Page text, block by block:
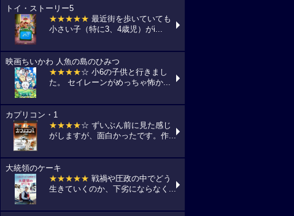
トイ・ストーリー5
★★★★★ 最近街を歩いていても
小さい子（特に3、4歳児）がi...
映画ちいかわ 人魚の島のひみつ
★★★★☆ 小6の子供と行きまし
た。 セイレーンがめっちゃ怖か...
カプリコン・1
★★★★☆ ずいぶん前に見た感じ
がしますが、面白かったです。作...
大統領のケーキ
★★★★★ 戦禍や圧政の中でどう
生きていくのか、下劣にならなく...